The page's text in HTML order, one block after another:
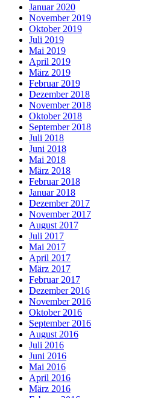
Januar 2020
November 2019
Oktober 2019
Juli 2019
Mai 2019
April 2019
März 2019
Februar 2019
Dezember 2018
November 2018
Oktober 2018
September 2018
Juli 2018
Juni 2018
Mai 2018
März 2018
Februar 2018
Januar 2018
Dezember 2017
November 2017
August 2017
Juli 2017
Mai 2017
April 2017
März 2017
Februar 2017
Dezember 2016
November 2016
Oktober 2016
September 2016
August 2016
Juli 2016
Juni 2016
Mai 2016
April 2016
März 2016